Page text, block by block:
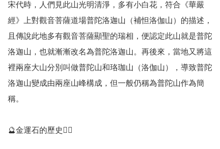
宋代時，人們見此山光明清淨，多有小白花，符合《華嚴
經》上對觀音菩薩道場普陀洛迦山（補怛洛伽山）的描述，
且傳說此地多有觀音菩薩顯聖的瑞相，便認定此山就是普陀
洛迦山，也就漸漸改名為普陀洛迦山。再後來，當地又將這
裡兩座大山分別叫做普陀山和珞珈山（洛伽山），導致普陀
洛迦山變成由兩座山峰構成，但一般仍稱為普陀山作為簡
稱。
🔮金運石的歷史💁‍♀️